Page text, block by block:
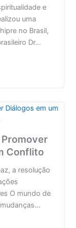
e
uma
no Brasil,
Dr...
Promover
Conflito
a resolução
O mundo de